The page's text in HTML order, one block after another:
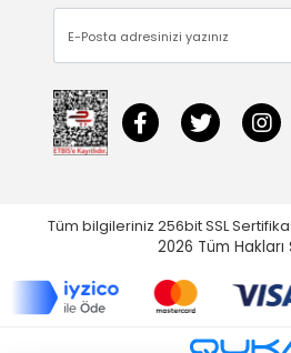
Tüm bilgileriniz 256bit SSL
2026 Tüm Hakları